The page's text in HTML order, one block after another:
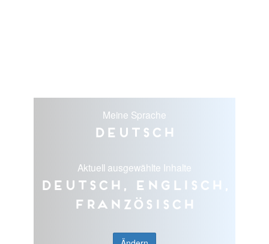
Meine Sprache
Deutsch
Aktuell ausgewählte Inhalte
Deutsch, Englisch,
Französisch